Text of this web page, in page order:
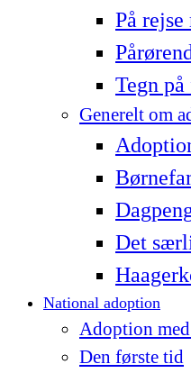
På
Tegn
Generelt om
Det
National adoption
Adoption
Den første tid